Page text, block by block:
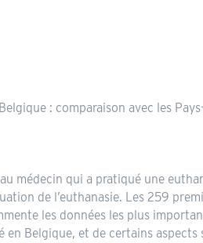
: comparaison avec les
médecin qui a pratiqué une
de l’euthanasie. Les 259
les données les plus
en Belgique, et de certains